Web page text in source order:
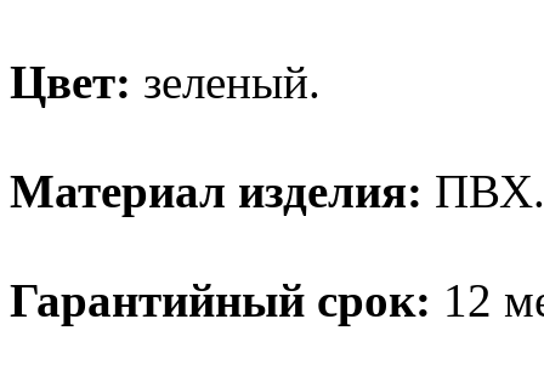
Цвет: зеленый.
Материал изделия: ПВХ.
Гарантийный срок: 12